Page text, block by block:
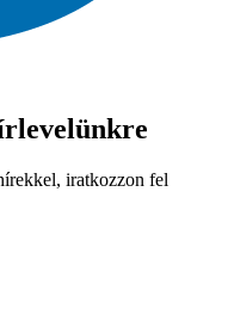
iratkozzon fel